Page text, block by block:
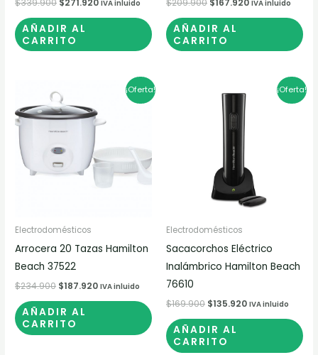
IVA inluido
AÑADIR AL
CARRITO
IVA inluido
AÑADIR AL
CARRITO
¡Oferta!
Electrodomésticos
Arrocera 20 Tazas Hamilton
Beach 37522
$234.900
precio
original
era:
$234.900.
$187.920
precio
es:
IVA inluido
AÑADIR AL
CARRITO
¡Oferta!
Electrodomésticos
Sacacorchos Eléctrico
Inalámbrico Hamilton Beach
76610
$169.900
precio
original
era:
$169.900.
$135.920 IVA inluido
AÑADIR AL
CARRITO